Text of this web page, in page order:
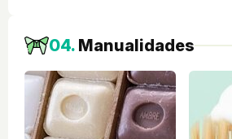
04. Manualidades